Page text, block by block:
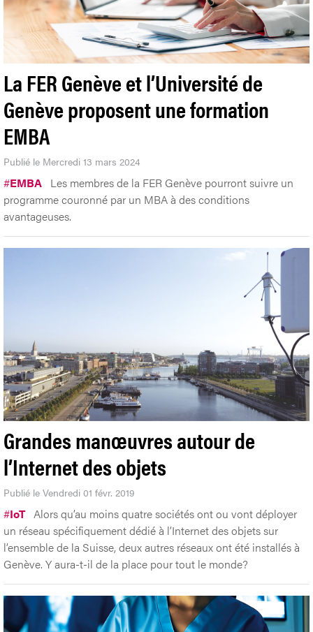
La FER Genève et l’Université de
Genève proposent une formation
EMBA
Publié le Mercredi 13 mars 2024
#EMBA Les membres de la FER Genève pourront suivre un
programme couronné par un MBA à des conditions
avantageuses.
Grandes manœuvres autour de
l’Internet des objets
Publié le Vendredi 01 févr. 2019
#IoT Alors qu’au moins quatre sociétés ont ou vont déployer
un réseau spécifiquement dédié à l’Internet des objets sur
l’ensemble de la Suisse, deux autres réseaux ont été installés à
Genève. Y aura-t-il de la place pour tout le monde?